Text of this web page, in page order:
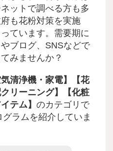
ットで調べる方も多
も花粉対策を実施
ています。需要期に
ブログ、SNSなどで
みませんか？
気清浄機・家電】【花
リーニング】【化粧
テム】 のカテゴリで
ラムを紹介していま